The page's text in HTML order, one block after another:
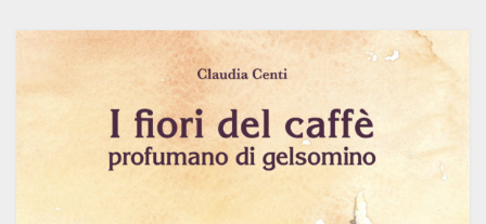
ERA:
16,00€.
15,20€.